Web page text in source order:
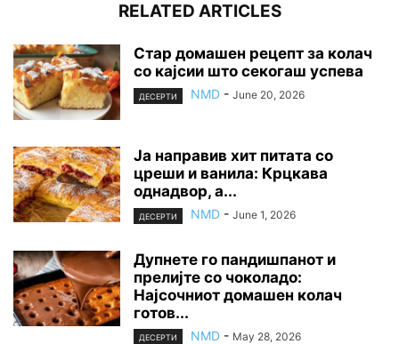
RELATED ARTICLES
Стар домашен рецепт за колач
со кајсии што секогаш успева
ДЕСЕРТИ NMD - June 20, 2026
Ја направив хит питата со
цреши и ванила: Крцкава
однадвор, а...
ДЕСЕРТИ NMD - June 1, 2026
Дупнете го пандишпанот и
прелијте со чоколадо:
Најсочниот домашен колач
готов...
ДЕСЕРТИ NMD - May 28, 2026